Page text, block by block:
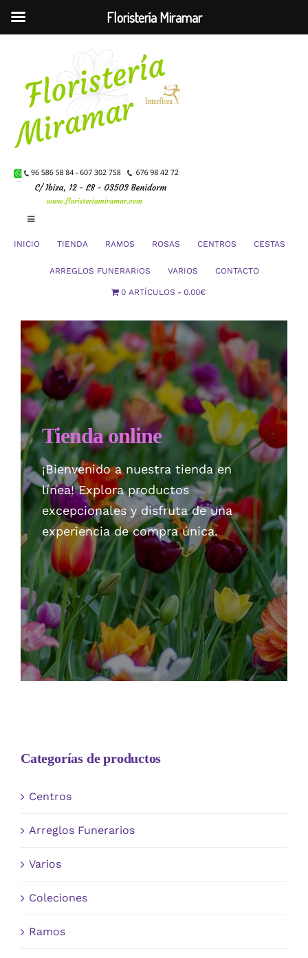
contenido
Toggle
Checkout
Politica de privacidad
INICIO TIENDA RAMOS ROSAS CENTROS CESTAS
ARREGLOS FUNERARIOS VARIOS CONTACTO
0 ARTÍCULOS 0.00€
Tienda online
¡Bienvenido a nuestra tienda en
línea! Explora productos
excepcionales y disfruta de una
experiencia de compra única.
Categorías de productos
Centros
Arreglos Funerarios
Varios
Coleciones
Ramos
Floristería Miramar